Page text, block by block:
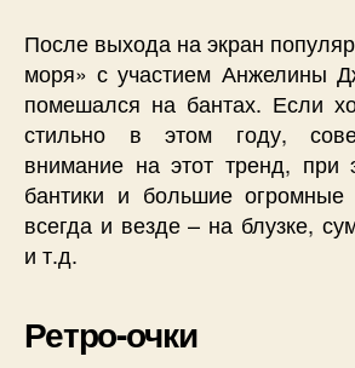
После выхода на экран
моря» с участием Анжелины
помешался на бантах. Если
стильно в этом году,
внимание на этот тренд, при
бантики и большие
всегда и везде – на блузке,
и т.д.
Ретро-очки